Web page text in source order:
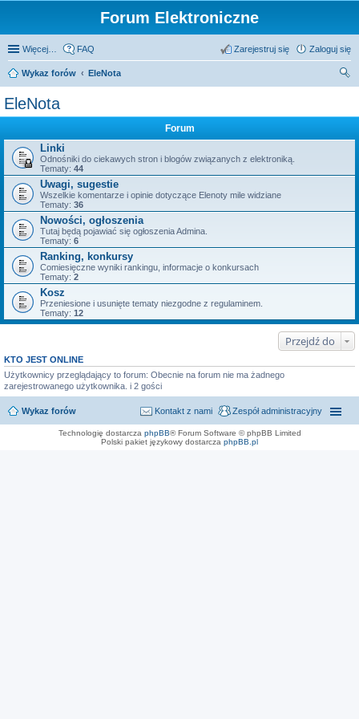
Forum Elektroniczne
Więcej… FAQ Zaloguj się
Zarejestruj się
Wykaz forów
EleNota
EleNota
Forum
Linki
Odnośniki do ciekawych stron i blogów związanych z elektroniką.
Tematy: 44
Uwagi, sugestie
Wszelkie komentarze i opinie dotyczące Elenoty mile widziane
Tematy: 36
Nowości, ogłoszenia
Tutaj będą pojawiać się ogłoszenia Admina.
Tematy: 6
Ranking, konkursy
Comiesięczne wyniki rankingu, informacje o konkursach
Tematy: 2
Kosz
Przeniesione i usunięte tematy niezgodne z regulaminem.
Tematy: 12
Przejdź do
KTO JEST ONLINE
Użytkownicy przeglądający to forum: Obecnie na forum nie ma żadnego
zarejestrowanego użytkownika. i 2 gości
Wykaz forów Zespół administracyjny
Kontakt z nami
Technologię dostarcza phpBB® Forum Software © phpBB Limited
Polski pakiet językowy dostarcza phpBB.pl